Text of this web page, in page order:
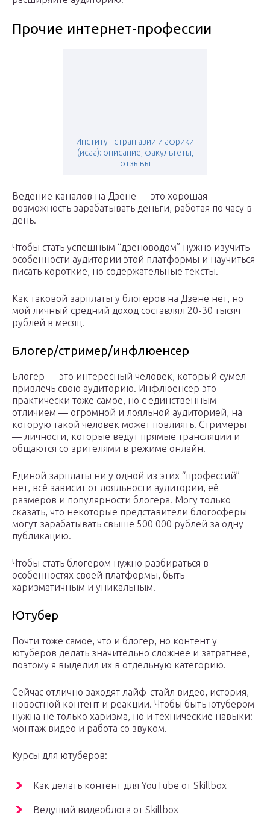
Прочие интернет-профессии
Институт стран азии и африки
(исаа): описание, факультеты,
отзывы
Ведение каналов на Дзене — это хорошая
возможность зарабатывать деньги, работая по часу в
день.
Чтобы стать успешным “дзеноводом” нужно изучить
особенности аудитории этой платформы и научиться
писать короткие, но содержательные тексты.
Как таковой зарплаты у блогеров на Дзене нет, но
мой личный средний доход составлял 20-30 тысяч
рублей в месяц.
Блогер/стример/инфлюенсер
Блогер — это интересный человек, который сумел
привлечь свою аудиторию. Инфлюенсер это
практически тоже самое, но с единственным
отличием — огромной и лояльной аудиторией, на
которую такой человек может повлиять. Стримеры
— личности, которые ведут прямые трансляции и
общаются со зрителями в режиме онлайн.
Единой зарплаты ни у одной из этих “профессий”
нет, всё зависит от лояльности аудитории, её
размеров и популярности блогера. Могу только
сказать, что некоторые представители блогосферы
могут зарабатывать свыше 500 000 рублей за одну
публикацию.
Чтобы стать блогером нужно разбираться в
особенностях своей платформы, быть
харизматичным и уникальным.
Ютубер
Почти тоже самое, что и блогер, но контент у
ютуберов делать значительно сложнее и затратнее,
поэтому я выделил их в отдельную категорию.
Сейчас отлично заходят лайф-стайл видео, история,
новостной контент и реакции. Чтобы быть ютубером
нужна не только харизма, но и технические навыки:
монтаж видео и работа со звуком.
Курсы для ютуберов:
Как делать контент для YouTube от Skillbox
Ведущий видеоблога от Skillbox